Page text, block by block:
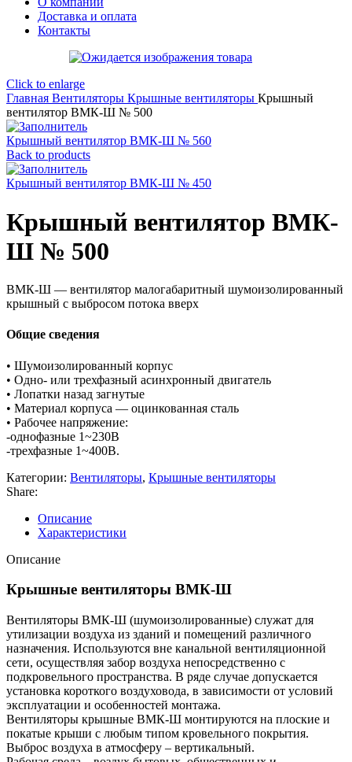
Доставка и оплата
Контакты
Click to enlarge
Главная Вентиляторы Крышные вентиляторы Крышный
вентилятор ВМК-Ш № 500
Крышный вентилятор ВМК-Ш № 560
Back to products
Крышный вентилятор ВМК-Ш № 450
Крышный вентилятор ВМК-
Ш № 500
ВМК-Ш — вентилятор малогабаритный шумоизолированный
крышный с выбросом потока вверх
Общие сведения
• Шумоизолированный корпус
• Одно- или трехфазный асинхронный двигатель
• Лопатки назад загнутые
• Материал корпуса — оцинкованная сталь
• Рабочее напряжение:
-однофазные 1~230В
-трехфазные 1~400В.
Категории: Вентиляторы, Крышные вентиляторы
Share:
Описание
Характеристики
Описание
Крышные вентиляторы ВМК-Ш
Вентиляторы ВМК-Ш (шумоизолированные) служат для
утилизации воздуха из зданий и помещений различного
назначения. Используются вне канальной вентиляционной
сети, осуществляя забор воздуха непосредственно с
подкровельного пространства. В ряде случае допускается
установка короткого воздуховода, в зависимости от условий
эксплуатации и особенностей монтажа.
Вентиляторы крышные ВМК-Ш монтируются на плоские и
покатые крыши с любым типом кровельного покрытия.
Выброс воздуха в атмосферу – вертикальный.